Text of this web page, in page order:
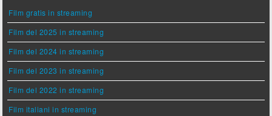
Film gratis in streaming
Film del 2025 in streaming
Film del 2024 in streaming
Film del 2023 in streaming
Film del 2022 in streaming
Film italiani in streaming